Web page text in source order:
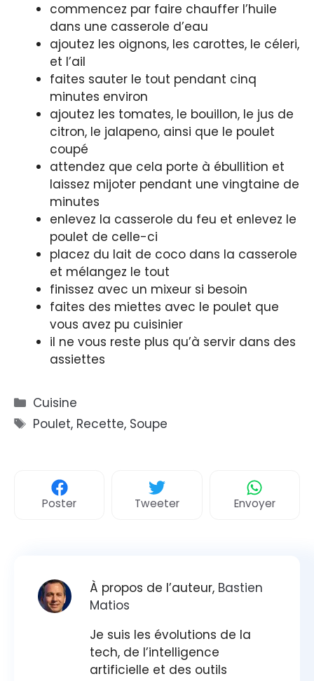
commencez par faire chauffer l’huile
dans une casserole d’eau
ajoutez les oignons, les carottes, le céleri,
et l’ail
faites sauter le tout pendant cinq
minutes environ
ajoutez les tomates, le bouillon, le jus de
citron, le jalapeno, ainsi que le poulet
coupé
attendez que cela porte à ébullition et
laissez mijoter pendant une vingtaine de
minutes
enlevez la casserole du feu et enlevez le
poulet de celle-ci
placez du lait de coco dans la casserole
et mélangez le tout
finissez avec un mixeur si besoin
faites des miettes avec le poulet que
vous avez pu cuisinier
il ne vous reste plus qu’à servir dans des
assiettes
Catégories
Cuisine
Étiquettes
Poulet, Recette, Soupe
Poster Tweeter Envoyer
À propos de l’auteur, Bastien
Matios
Je suis les évolutions de la
tech, de l’intelligence
artificielle et des outils